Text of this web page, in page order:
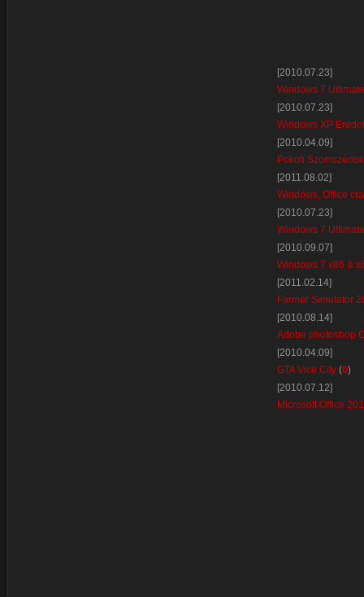
[2010.07.23]
Windows 7
[2010.07.23]
Windows XP
[2010.04.09]
Pokoli
[2011.08.02]
Windows, Office
[2010.07.23]
Windows 7
[2010.09.07]
Windows 7 x86 &
[2011.02.14]
Farmer Simulator
[2010.08.14]
Adobe photoshop
[2010.04.09]
GTA Vice City (0)
[2010.07.12]
Microsoft Office